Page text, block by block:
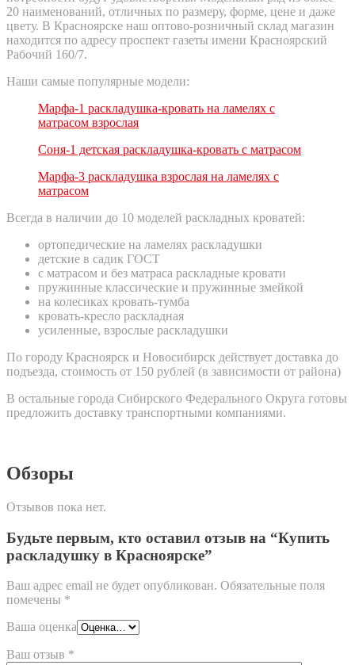
20 наименований, отличных по размеру, форме, цене и даже
цвету. В Красноярске наш оптово-розничный склад магазин
находится по адресу проспект газеты имени Красноярский
Рабочий 160/7.
Наши самые популярные модели:
Марфа-1 раскладушка-кровать на ламелях с
матрасом взрослая
Соня-1 детская раскладушка-кровать с матрасом
Марфа-3 раскладушка взрослая на ламелях с
матрасом
Всегда в наличии до 10 моделей раскладных кроватей:
ортопедические на ламелях раскладушки
детские в садик ГОСТ
с матрасом и без матраса раскладные кровати
пружинные классические и пружинные змейкой
на колесиках кровать-тумба
кровать-кресло раскладная
усиленные, взрослые раскладушки
По городу Красноярск и Новосибирск действует доставка до
подъезда, стоимость от 150 рублей (в зависимости от района)
В остальные города Сибирского Федерального Округа готовы
предложить доставку транспортными компаниями.
Обзоры
Отзывов пока нет.
Будьте первым, кто оставил отзыв на “Купить
раскладушку в Красноярске”
Ваш адрес email не будет опубликован. Обязательные поля
помечены *
Ваша оценка
Ваш отзыв *